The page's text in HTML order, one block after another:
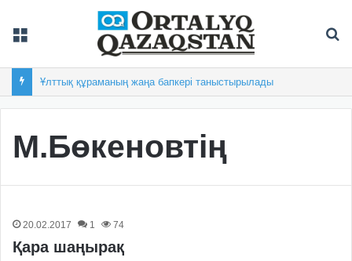
Ұлттық құраманың жаңа бапкері таныстырылады
М.Бөкеновтің
20.02.2017 1 74
Қара шаңырақ